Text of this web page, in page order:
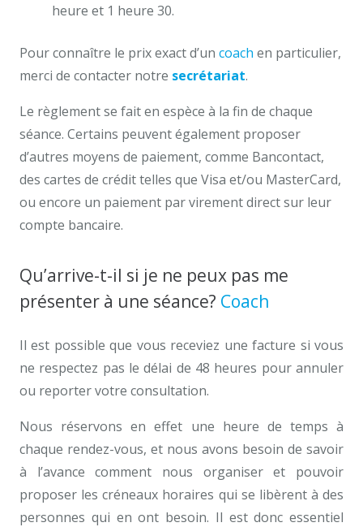
heure et 1 heure 30.
Pour connaître le prix exact d’un coach en particulier,
merci de contacter notre secrétariat.
Le règlement se fait en espèce à la fin de chaque
séance. Certains peuvent également proposer
d’autres moyens de paiement, comme Bancontact,
des cartes de crédit telles que Visa et/ou MasterCard,
ou encore un paiement par virement direct sur leur
compte bancaire.
Qu’arrive-t-il si je ne peux pas me
présenter à une séance? Coach
Il est possible que vous receviez une facture si vous
ne respectez pas le délai de 48 heures pour annuler
ou reporter votre consultation.
Nous réservons en effet une heure de temps à
chaque rendez-vous, et nous avons besoin de savoir
à l’avance comment nous organiser et pouvoir
proposer les créneaux horaires qui se libèrent à des
personnes qui en ont besoin. Il est donc essentiel